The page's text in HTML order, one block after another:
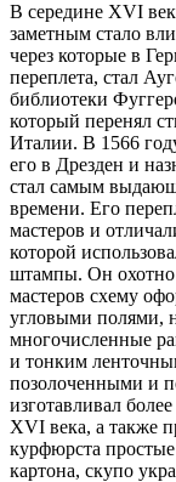
В середине XVI
заметным стало
через которые в
переплета, стал
библиотеки
который перенял
Италии. В 1566
его в Дрезден и
стал самым
времени. Его
мастеров и
которой
штампы. Он охотно
мастеров схему
угловыми полями,
многочисленные
и тонким
позолоченными и
изготавливал
XVI века, а также
курфюрста
картона, скупо